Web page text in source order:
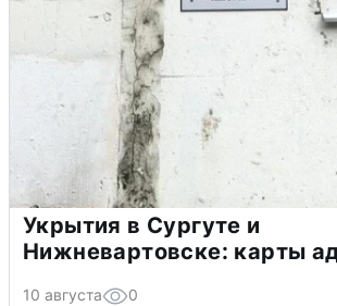
Укрытия в Сургуте и
Нижневартовске: карты
10 августа 0